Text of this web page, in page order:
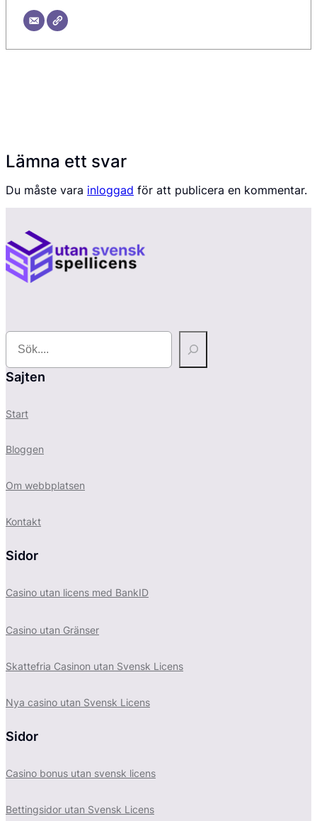
Lämna ett svar
Du måste vara inloggad för att publicera en kommentar.
S
r
c
Sajten
Start
Bloggen
Om webbplatsen
Kontakt
Sidor
Casino utan licens med BankID
Casino utan Gränser
Skattefria Casinon utan Svensk Licens
Nya casino utan Svensk Licens
Sidor
Casino bonus utan svensk licens
Bettingsidor utan Svensk Licens